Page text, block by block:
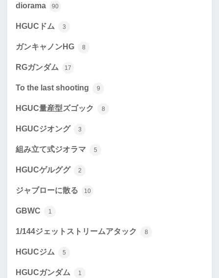
diorama 90
HGUCドム 3
ガンキャノンHG 8
RGガンダム 17
To the last shooting 9
HGUC量産型ズゴック 8
HGUCジオング 3
組み立て式ジオラマ 5
HGUCゲルググ 2
ジャブローに散る 10
GBWC 1
1/144ジェットストリームアタック 8
HGUCジム 5
HGUCガンダム 1